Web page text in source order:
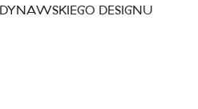
DESIGNU